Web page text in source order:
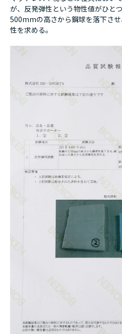
が、反発弾性という物性値がひと
500mmの高さから鋼球を落下さ
性を求める。